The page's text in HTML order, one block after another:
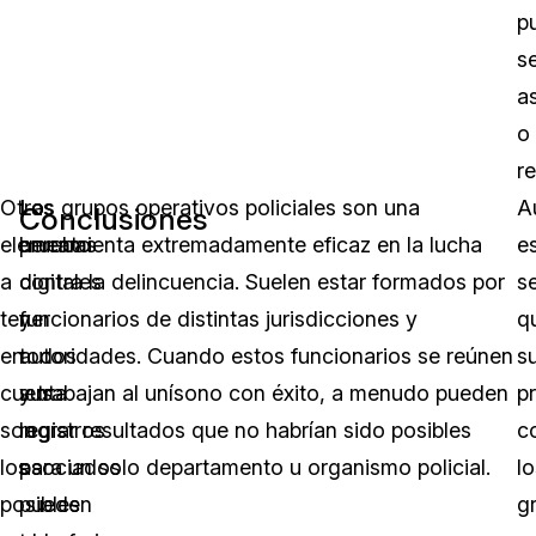
o
Otro
elemento
a
tener
en
cuenta
son
los
posibles
Las
pruebas
digitales
y
todos
sus
registros
asociados
pueden
Conclusiones
Los grupos operativos policiales son una
herramienta extremadamente eficaz en la lucha
contra la delincuencia. Suelen estar formados por
funcionarios de distintas jurisdicciones y
autoridades. Cuando estos funcionarios se reúnen
y trabajan al unísono con éxito, a menudo pueden
lograr resultados que no habrían sido posibles
para un solo departamento u organismo policial.